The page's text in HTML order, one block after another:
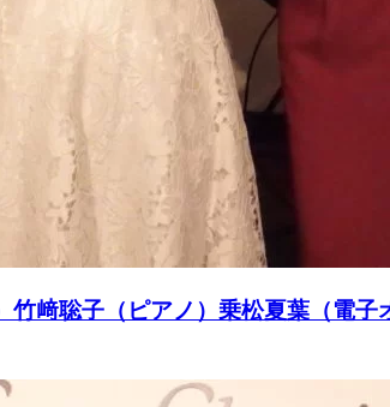
﨑聡子（ピアノ）乗松夏葉（電子